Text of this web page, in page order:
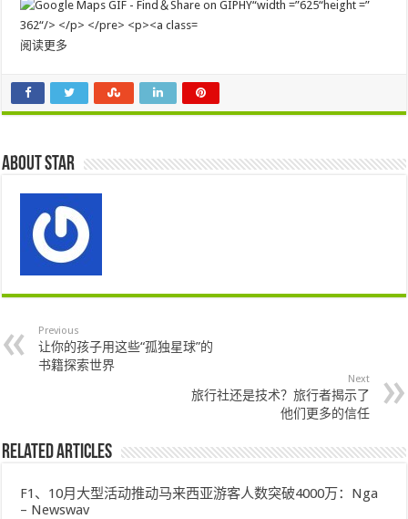
阅读更多
About star
Previous
让你的孩子用这些“孤独星球”的
书籍探索世界
Next
旅行社还是技术？旅行者揭示了
他们更多的信任
Related Articles
F1、10月大型活动推动马来西亚游客人数突破4000万：Nga
– Newswav